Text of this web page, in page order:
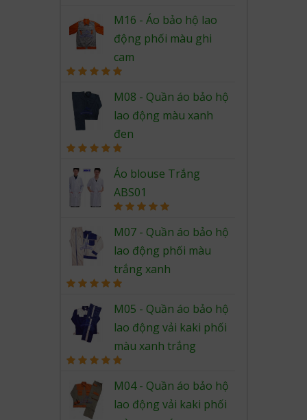
out of 5
M16 - Áo bảo hộ lao
động phối màu ghi
cam
out of 5
M08 - Quần áo bảo hộ
lao động màu xanh
đen
out of 5
Áo blouse Trắng
ABS01
out of 5
M07 - Quần áo bảo hộ
lao động phối màu
trắng xanh
out of 5
M05 - Quần áo bảo hộ
lao động vải kaki phối
màu xanh trắng
out of 5
M04 - Quần áo bảo hộ
lao động vải kaki phối